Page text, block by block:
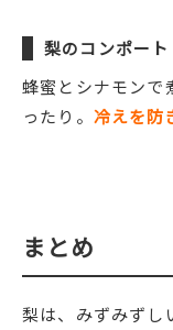
梨のコンポート
蜂蜜とシナモンで
ったり。 冷えを防
まとめ
梨は、みずみずし